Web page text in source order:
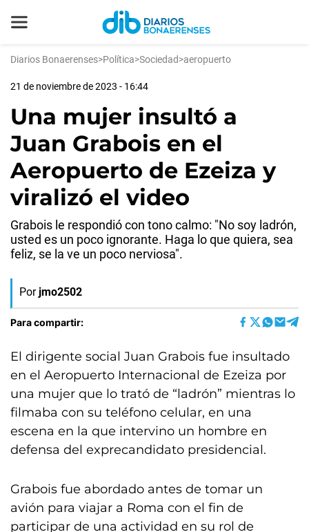
Diarios Bonaerenses>Política>Sociedad>aeropuerto
21 de noviembre de 2023 - 16:44
Una mujer insultó a
Juan Grabois en el
Aeropuerto de Ezeiza y
viralizó el video
Grabois le respondió con tono calmo: "No soy ladrón,
usted es un poco ignorante. Haga lo que quiera, sea
feliz, se la ve un poco nerviosa".
Por jmo2502
Para compartir:
El dirigente social Juan Grabois fue insultado
en el Aeropuerto Internacional de Ezeiza por
una mujer que lo trató de “ladrón” mientras lo
filmaba con su teléfono celular, en una
escena en la que intervino un hombre en
defensa del exprecandidato presidencial.
Grabois fue abordado antes de tomar un
avión para viajar a Roma con el fin de
participar de una actividad en su rol de